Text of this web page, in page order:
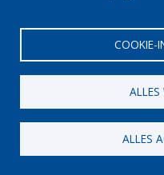
COOKIE-
ALLES
ALLES